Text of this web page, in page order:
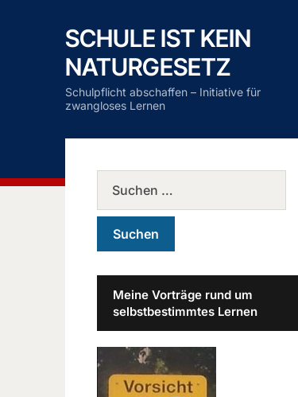
SCHULE IST KEIN
NATURGESETZ
Schulpflicht abschaffen – Initiative für
zwangloses Lernen
Meine Vorträge rund um
selbstbestimmtes Lernen